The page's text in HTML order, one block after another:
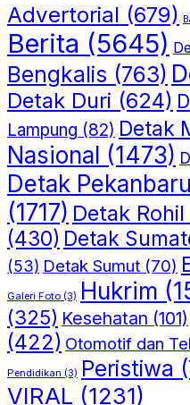
Advertorial (679)
Berita (5645)
Bengkalis (763)
Detak Duri (624)
Lampung (82) Detak
Nasional (1473)
Detak Pekanbaru
(1717) Detak Rohil
(430) Detak
(53) Detak Sumut (70)
Galeri Foto (3) Hukrim
(325) Kesehatan (101)
(422) Otomotif dan
Pendidikan (3) Peristiwa
VIRAL (1231)